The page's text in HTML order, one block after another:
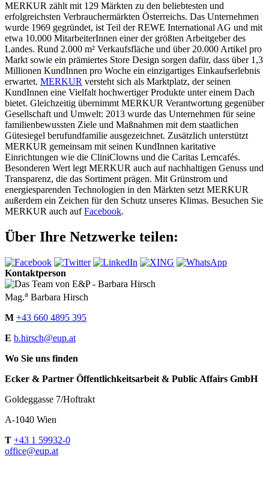
MERKUR zählt mit 129 Märkten zu den beliebtesten und
erfolgreichsten Verbrauchermärkten Österreichs. Das Unternehmen
wurde 1969 gegründet, ist Teil der REWE International AG und mit
etwa 10.000 MitarbeiterInnen einer der größten Arbeitgeber des
Landes. Rund 2.000 m² Verkaufsfläche und über 20.000 Artikel pro
Markt sowie ein prämiertes Store Design sorgen dafür, dass über 1,3
Millionen KundInnen pro Woche ein einzigartiges Einkaufserlebnis
erwartet. MERKUR versteht sich als Marktplatz, der seinen
KundInnen eine Vielfalt hochwertiger Produkte unter einem Dach
bietet. Gleichzeitig übernimmt MERKUR Verantwortung gegenüber
Gesellschaft und Umwelt: 2013 wurde das Unternehmen für seine
familienbewussten Ziele und Maßnahmen mit dem staatlichen
Gütesiegel berufundfamilie ausgezeichnet. Zusätzlich unterstützt
MERKUR gemeinsam mit seinen KundInnen karitative
Einrichtungen wie die CliniClowns und die Caritas Lerncafés.
Besonderen Wert legt MERKUR auch auf nachhaltigen Genuss und
Transparenz, die das Sortiment prägen. Mit Grünstrom und
energiesparenden Technologien in den Märkten setzt MERKUR
außerdem ein Zeichen für den Schutz unseres Klimas. Besuchen Sie
MERKUR auch aufFacebook.
Über Ihre Netzwerke teilen:
Kontaktperson
Mag.a Barbara Hirsch
M +43 660 4895 395
E b.hirsch@eup.at
Wo Sie uns finden
Ecker & Partner Öffentlichkeitsarbeit & Public Affairs GmbH
Goldeggasse 7/Hoftrakt
A-1040 Wien
T +43 1 59932-0
office@eup.at